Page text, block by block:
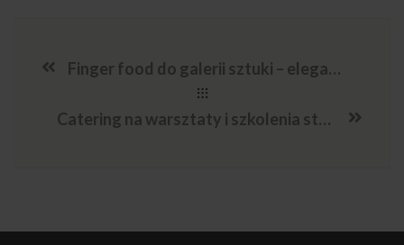
Finger food do galerii sztuki – eleganckie przekąski
Catering na warsztaty i szkolenia studenckie – wygodne zestawy przekąsek